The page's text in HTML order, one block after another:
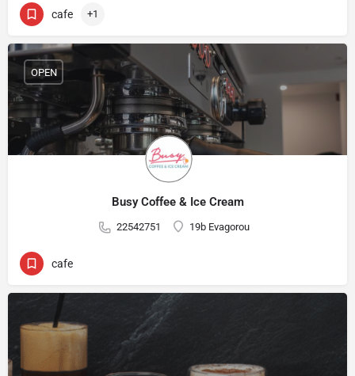
cafe +1
Busy Coffee & Ice Cream
22542751 19b Evagorou
OPEN
cafe